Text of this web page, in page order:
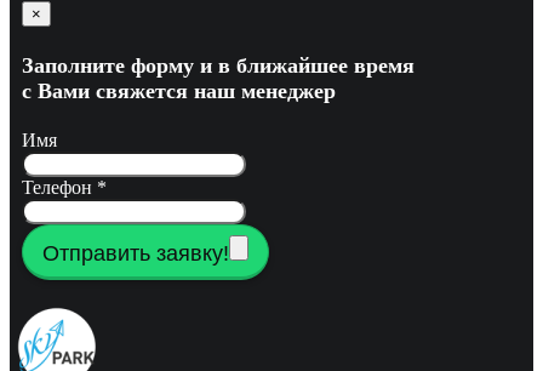
×
Заполните форму и в ближайшее время
с Вами свяжется наш менеджер
Имя
Телефон *
Отправить заявку!